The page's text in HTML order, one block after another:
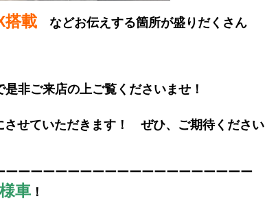
搭載 などお伝えする箇所が盛りだくさん
非ご来店の上ご覧くださいませ！
させていただきます！ ぜひ、ご期待ください
ーーーーーーーーーーーーーーーーーーー
車 ！